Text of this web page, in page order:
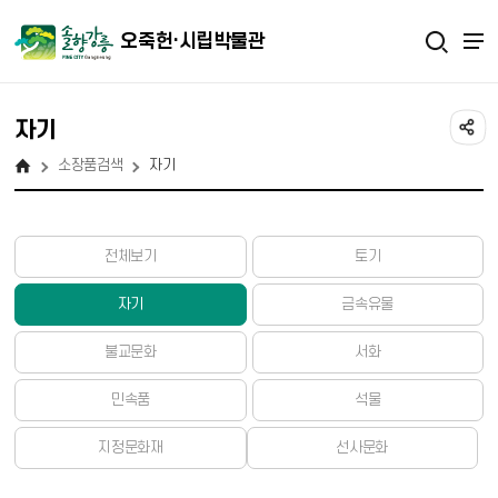
오죽헌·시립박물관
자기
소장품검색 자기
전체보기 토기
자기 금속유물
불교문화 서화
민속품 석물
지정문화재 선사문화